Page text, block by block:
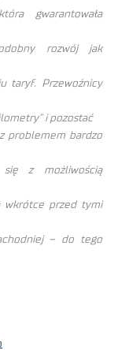
gwarantowała
rozwój jak
taryf. Przewoźnicy
i pozostać
problemem bardzo
z możliwością
wkrótce przed tymi
– do tego